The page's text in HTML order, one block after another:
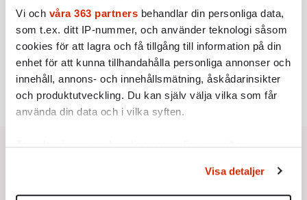
Vi och våra 363 partners behandlar din personliga data,
som t.ex. ditt IP-nummer, och använder teknologi såsom
cookies för att lagra och få tillgång till information på din
enhet för att kunna tillhandahålla personliga annonser och
innehåll, annons- och innehållsmätning, åskådarinsikter
och produktutveckling. Du kan själv välja vilka som får
använda din data och i vilka syften.
Ta reda på mer om hur dina personliga uppgifter
Du kan ändra eller dra tillbaka ditt samtycke när som
helst från cookie-förklaringen.
Visa detaljer
STICKET
5. Bitte Assarmo: Sagan om den lågbegåvade
ursprungsbefolkningen i Filipstad
KRÖNIKA
6.Sakine Madon:Efter islamistdådet oroar sig
vänstern för Agnes Wold